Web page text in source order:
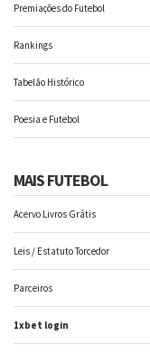
Premiações do Futebol
Rankings
Tabelão Histórico
Poesia e Futebol
MAIS FUTEBOL
Acervo Livros Grátis
Leis / Estatuto Torcedor
Parceiros
1xbet login